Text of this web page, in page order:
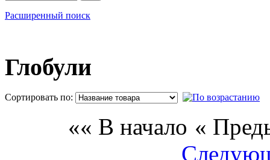
Расширенный поиск
Глобули
Сортировать по:
«« В начало «